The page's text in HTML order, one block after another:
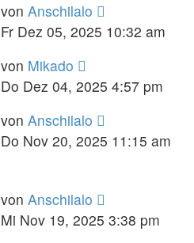
von Anschilalo
Fr Dez 05, 2025 10:32 am
von Mikado
Do Dez 04, 2025 4:57 pm
von Anschilalo
Do Nov 20, 2025 11:15 am
von Anschilalo
Mi Nov 19, 2025 3:38 pm